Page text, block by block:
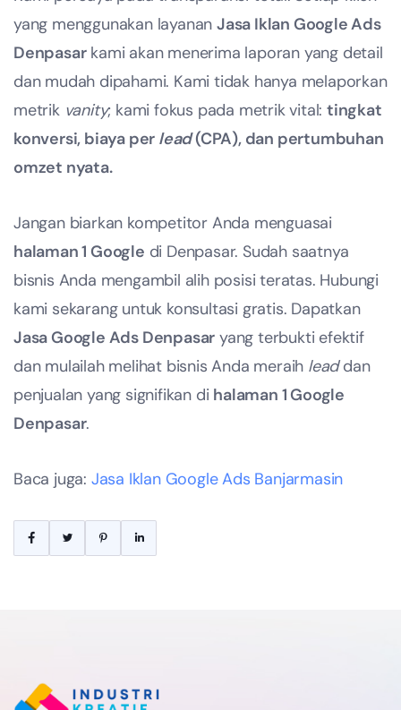
yang menggunakan layananJasa Iklan Google Ads
Denpasarkami akan menerima laporan yang detail
dan mudah dipahami. Kami tidak hanya melaporkan
metrik vanity; kami fokus pada metrik vital:tingkat
konversi, biaya per lead(CPA), dan pertumbuhan
omzet nyata.
Jangan biarkan kompetitor Anda menguasai
halaman 1 Google di Denpasar. Sudah saatnya
bisnis Anda mengambil alih posisi teratas. Hubungi
kami sekarang untuk konsultasi gratis. Dapatkan
Jasa Google Ads Denpasar yang terbukti efektif
dan mulailah melihat bisnis Anda meraih leaddan
penjualan yang signifikan di halaman 1 Google
Denpasar.
Baca juga: Jasa Iklan Google Ads Banjarmasin